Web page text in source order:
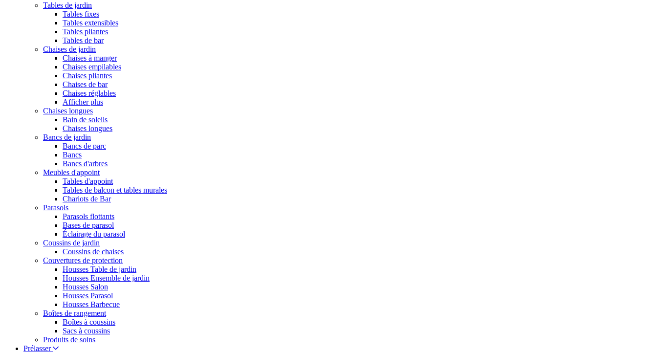
Tables de jardin
Tables fixes
Tables extensibles
Tables pliantes
Tables de bar
Chaises de jardin
Chaises à manger
Chaises empilables
Chaises pliantes
Chaises de bar
Chaises réglables
Afficher plus
Chaises longues
Bain de soleils
Chaises longues
Bancs de jardin
Bancs de parc
Bancs
Bancs d'arbres
Meubles d'appoint
Tables d'appoint
Tables de balcon et tables murales
Chariots de Bar
Parasols
Parasols flottants
Bases de parasol
Éclairage du parasol
Coussins de jardin
Coussins de chaises
Couvertures de protection
Housses Table de jardin
Housses Ensemble de jardin
Housses Salon
Housses Parasol
Housses Barbecue
Boîtes de rangement
Boîtes à coussins
Sacs à coussins
Produits de soins
Prélasser